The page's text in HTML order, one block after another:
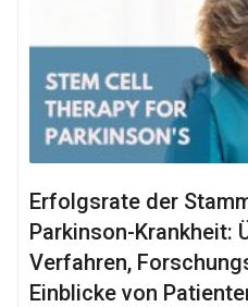
Erfolgsrate der
Parkinson-Krankheit:
Verfahren,
Einblicke von